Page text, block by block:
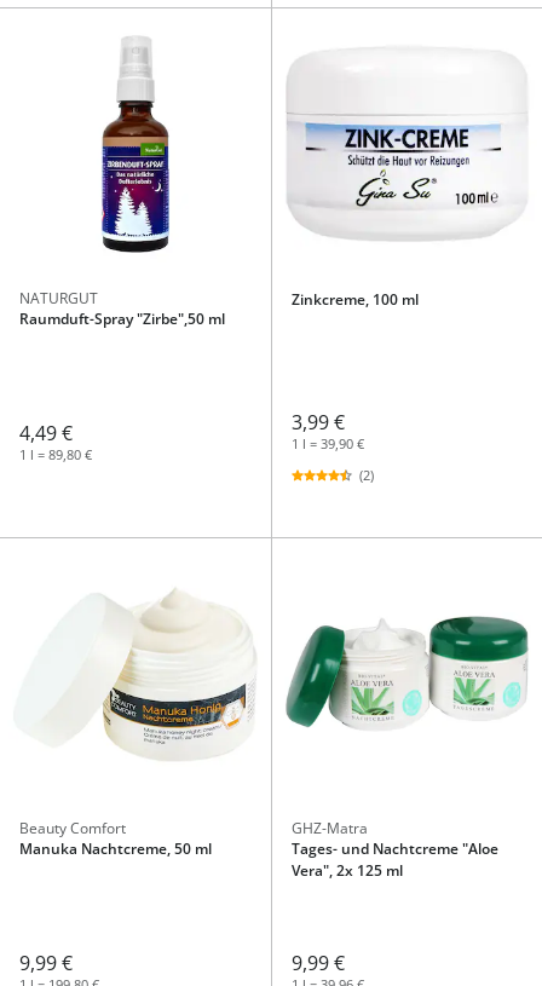
NATURGUT
Raumduft-Spray "Zirbe",50 ml
4,49 €
1 l = 89,80 €
Zinkcreme, 100 ml
3,99 €
1 l = 39,90 €
(2)
Beauty Comfort
Manuka Nachtcreme, 50 ml
9,99 €
GHZ-Matra
Tages- und Nachtcreme "Aloe
Vera", 2x 125 ml
9,99 €